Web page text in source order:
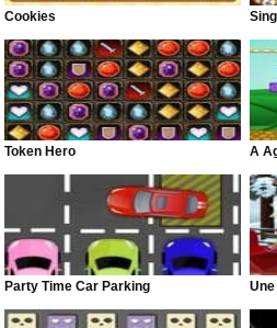
Cookies
Token Hero À
Party Time Car Parking